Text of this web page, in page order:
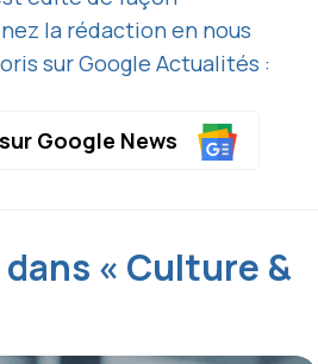
la rédaction en nous
sur Google Actualités :
Google News
« Culture &